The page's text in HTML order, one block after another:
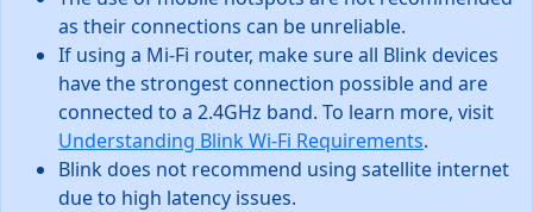
as their connections can be unreliable.
If using a Mi-Fi router, make sure all Blink devices
have the strongest connection possible and are
connected to a 2.4GHz band. To learn more, visit
Understanding Blink Wi-Fi Requirements.
Blink does not recommend using satellite internet
due to high latency issues.